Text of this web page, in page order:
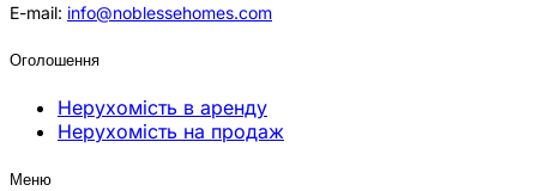
E-mail: info@noblessehomes.com
Оголошення
Нерухомість в аренду
Нерухомість на продаж
Меню